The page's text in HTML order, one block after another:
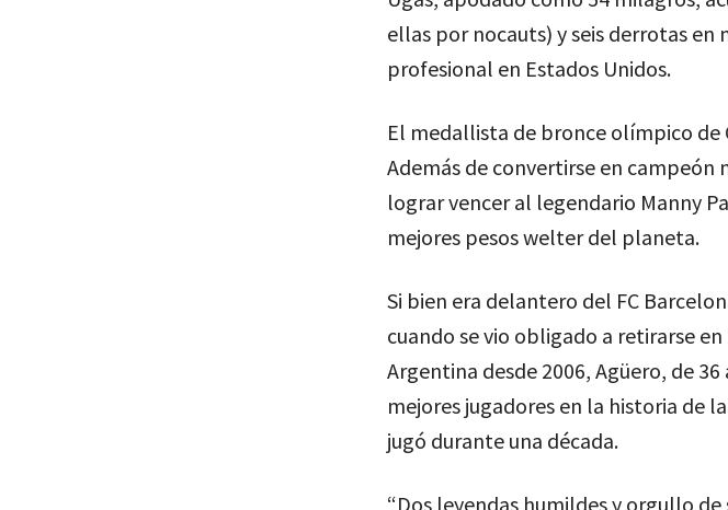
ellas por nocauts) y seis derrotas en
profesional en Estados Unidos.
El medallista de bronce olímpico de
Además de convertirse en campeón
lograr vencer al legendario Manny
mejores pesos welter del planeta.
Si bien era delantero del FC
cuando se vio obligado a retirarse
Argentina desde 2006, Agüero, de
mejores jugadores en la historia de
jugó durante una década.
“Dos leyendas humildes y orgullo